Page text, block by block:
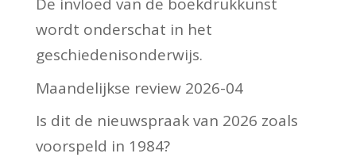
wordt onderschat in het
geschiedenisonderwijs.
Maandelijkse review 2026-04
Is dit de nieuwspraak van 2026 zoals
voorspeld in 1984?